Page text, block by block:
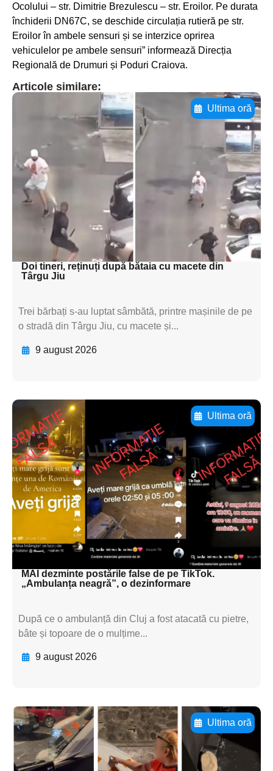
Ocolului – str. Dimitrie Brezulescu – str. Eroilor. Pe durata
închiderii DN67C, se deschide circulația rutieră pe str.
Eroilor în ambele sensuri și se interzice oprirea
vehiculelor pe ambele sensuri” informează Direcția
Regională de Drumuri și Poduri Craiova.
Articole similare:
Ultima oră
Adaugă aici textul pentru
subtitluAdaugă aici
textul pentru
subtitluAdaugă aici
textul pentru
subtitluAdaugă aici
textul pentru subti
Doi tineri, reținuți după bătaia cu macete din
Târgu Jiu
Trei bărbați s-au luptat sâmbătă, printre mașinile de pe
o stradă din Târgu Jiu, cu macete și...
9 august 2026
Ultima oră
Adaugă aici textul pentru
subtitluAdaugă aici
textul pentru
subtitluAdaugă aici
textul pentru
subtitluAdaugă aici
textul pentru subti
MAI dezminte postările false de pe TikTok.
„Ambulanța neagră”, o dezinformare
După ce o ambulanță din Cluj a fost atacată cu pietre,
bâte și topoare de o mulțime...
9 august 2026
Ultima oră
Adaugă aici textul pentru
subtitluAdaugă aici